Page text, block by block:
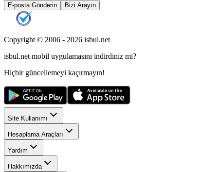
E-posta Gönderin Bizi Arayın
Copyright © 2006 - 2026 isbul.net
isbul.net mobil uygulamasını indirdiniz mi?
Hiçbir güncellemeyi kaçırmayın!
Site Kullanımı
Hesaplama Araçları
Yardım
Hakkımızda